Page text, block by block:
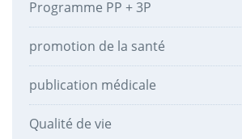
Programme PP + 3P
promotion de la santé
publication médicale
Qualité de vie